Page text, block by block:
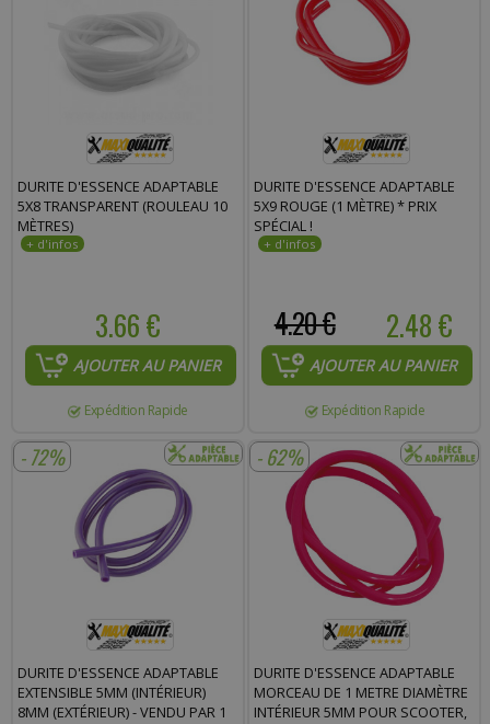
DURITE D'ESSENCE ADAPTABLE
5X8 TRANSPARENT (ROULEAU 10
MÈTRES)
3.66 €
AJOUTER AU PANIER
Expédition Rapide
DURITE D'ESSENCE ADAPTABLE
5X9 ROUGE (1 MÈTRE) * PRIX
SPÉCIAL !
2.48 €
4.20 €
AJOUTER AU PANIER
Expédition Rapide
- 72%
DURITE D'ESSENCE ADAPTABLE
EXTENSIBLE 5MM (INTÉRIEUR)
8MM (EXTÉRIEUR) - VENDU PAR 1
- 62%
DURITE D'ESSENCE ADAPTABLE
MORCEAU DE 1 METRE DIAMÈTRE
INTÉRIEUR 5MM POUR SCOOTER,